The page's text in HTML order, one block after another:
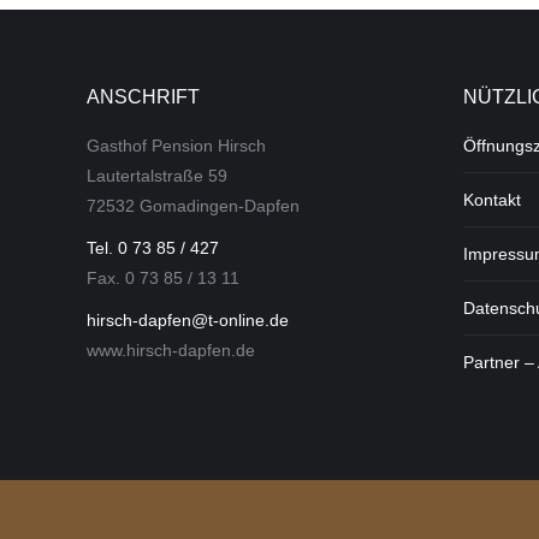
ANSCHRIFT
Gasthof Pension Hirsch
Lautertalstraße 59
72532 Gomadingen-Dapfen
Tel. 0 73 85 / 427
Fax. 0 73 85 / 13 11
hirsch-dapfen@t-online.de
www.hirsch-dapfen.de
Kontakt
Partner –